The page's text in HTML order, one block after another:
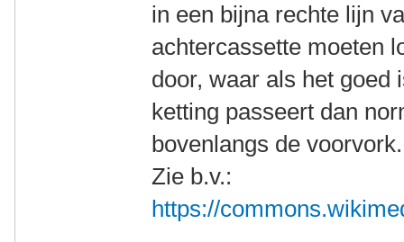
in een bijna rechte lijn
achtercassette moeten
door, waar als het goed
ketting passeert dan
bovenlangs de voorvork.
Zie b.v.:
https://